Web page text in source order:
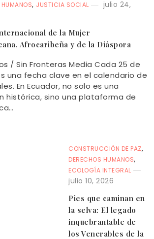
HUMANOS, JUSTICIA SOCIAL
julio 24,
de la Mujer
Afrocaribeña y de la Diáspora
/ Sin Fronteras Media Cada 25 de
una fecha clave en el calendario de
En Ecuador, no solo es una
histórica, sino una plataforma de
CONSTRUCCIÓN DE PAZ,
DERECHOS HUMANOS,
ECOLOGÍA INTEGRAL
julio 10, 2026
Pies que caminan en
la selva: El legado
inquebrantable de
los Venerables de la